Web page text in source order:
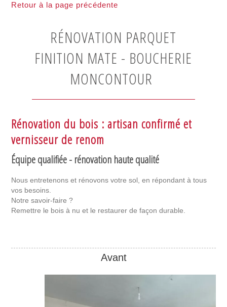
Retour à la page précédente
RÉNOVATION PARQUET
FINITION MATE - BOUCHERIE
MONCONTOUR
Rénovation du bois : artisan confirmé et
vernisseur de renom
Équipe qualifiée - rénovation haute qualité
Nous entretenons et rénovons votre sol, en répondant à tous
vos besoins.
Notre savoir-faire ?
Remettre le bois à nu et le restaurer de façon durable.
Avant